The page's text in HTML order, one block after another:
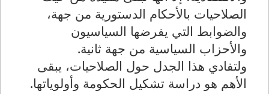
الصلاحيات بالأحكام الدستورية من جهة،
والضوابط التي يفرضها السياسيون
والأحزاب السياسية من جهة ثانية.
ولتفادي هذا الجدل حول الصلاحيات، يبقى
الأهم هو دراسة تشكيل الحكومة وأولوياتها.